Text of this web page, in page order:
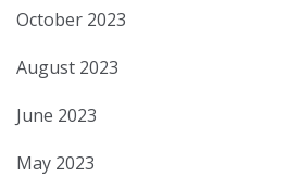
October 2023
August 2023
June 2023
May 2023